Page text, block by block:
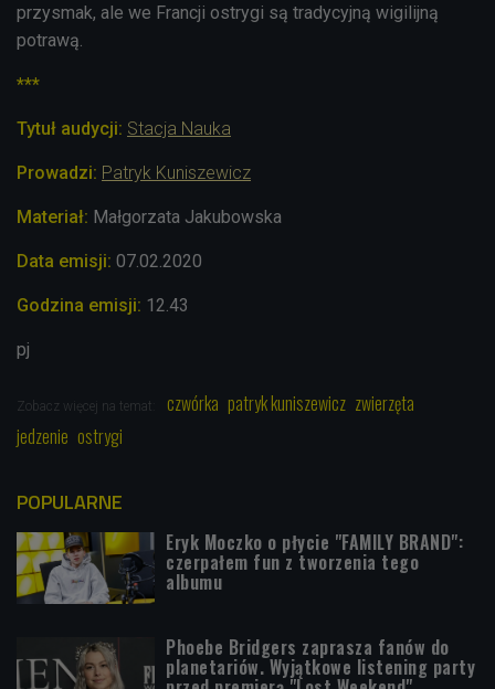
przysmak, ale we Francji ostrygi są tradycyjną wigilijną
potrawą.
***
Tytuł audycji: Stacja Nauka
Prowadzi: Patryk Kuniszewicz
Materiał: Małgorzata Jakubowska
Data emisji: 07.02.2020
Godzina emisji: 12.43
pj
Zobacz więcej na temat: czwórka patryk kuniszewicz zwierzęta
jedzenie ostrygi
POPULARNE
Eryk Moczko o płycie "FAMILY BRAND":
czerpałem fun z tworzenia tego
albumu
Phoebe Bridgers zaprasza fanów do
planetariów. Wyjątkowe listening party